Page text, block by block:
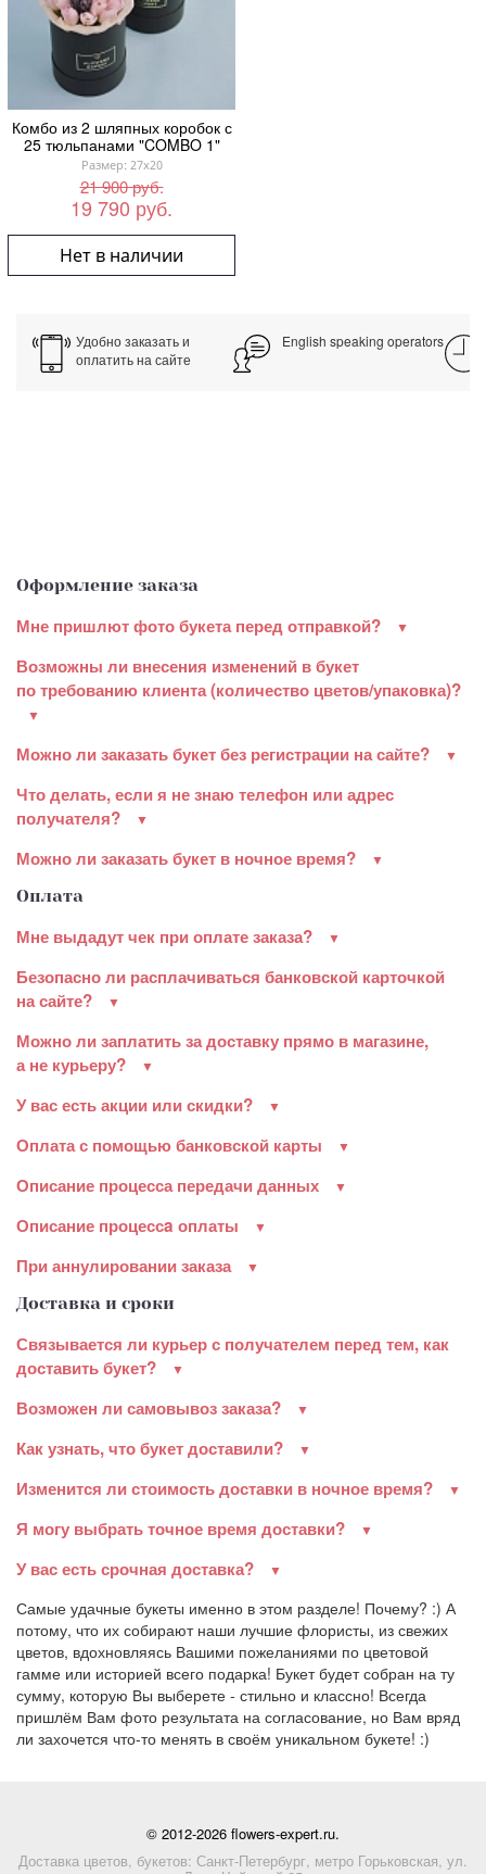
Комбо из 2 шляпных коробок с
25 тюльпанами "COMBO 1"
Размер: 27x20
21 900 руб.
19 790 руб.
Нет в наличии
Удобно заказать и
оплатить на сайте
English speaking operators
Оформление заказа
Мне пришлют фото букета перед отправкой?
Возможны ли внесения изменений в букет
по требованию клиента (количество цветов/упаковка)?
Можно ли заказать букет без регистрации на сайте?
Что делать, если я не знаю телефон или адрес
получателя?
Можно ли заказать букет в ночное время?
Оплата
Мне выдадут чек при оплате заказа?
Безопасно ли расплачиваться банковской карточкой
на сайте?
Можно ли заплатить за доставку прямо в магазине,
а не курьеру?
У вас есть акции или скидки?
Оплата с помощью банковской карты
Описание процесса передачи данных
Описание процессa оплаты
При аннулировании заказа
Доставка и сроки
Связывается ли курьер с получателем перед тем, как
доставить букет?
Возможен ли самовывоз заказа?
Как узнать, что букет доставили?
Изменится ли стоимость доставки в ночное время?
Я могу выбрать точное время доставки?
У вас есть срочная доставка?
Самые удачные букеты именно в этом разделе! Почему? :) А
потому, что их собирают наши лучшие флористы, из свежих
цветов, вдохновляясь Вашими пожеланиями по цветовой
гамме или историей всего подарка! Букет будет собран на ту
сумму, которую Вы выберете - стильно и классно! Всегда
пришлём Вам фото результата на согласование, но Вам вряд
ли захочется что-то менять в своём уникальном букете! :)
© 2012-2026 flowers-expert.ru.
Доставка цветов, букетов: Санкт-Петербург, метро Горьковская, ул.